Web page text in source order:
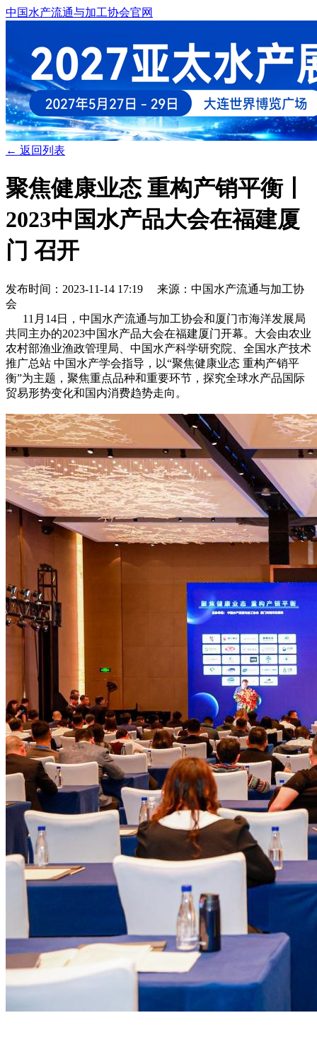
中国水产流通与加工协会官网
← 返回列表
聚焦健康业态 重构产销平衡丨
2023中国水产品大会在福建厦
门 召开
发布时间：2023-11-14 17:19 来源：中国水产流通与加工协
会
11月14日，中国水产流通与加工协会和厦门市海洋发展局
共同主办的2023中国水产品大会在福建厦门开幕。大会由农业
农村部渔业渔政管理局、中国水产科学研究院、全国水产技术
推广总站 中国水产学会指导，以“聚焦健康业态 重构产销平
衡”为主题，聚焦重点品种和重要环节，探究全球水产品国际
贸易形势变化和国内消费趋势走向。